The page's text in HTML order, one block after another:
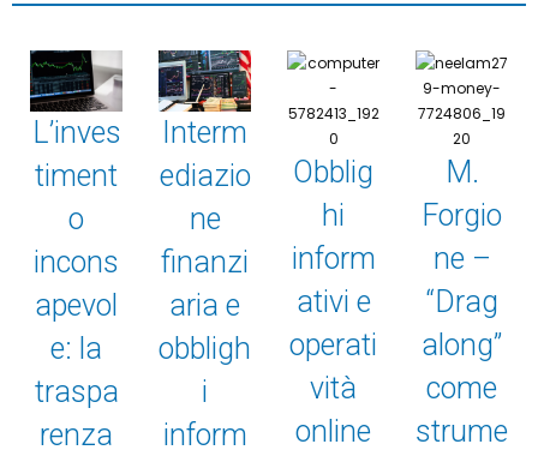
L’inves
timent
o
incons
apevol
e: la
traspa
renza
Interm
ediazio
ne
finanzi
aria e
obbligh
i
inform
Obblig
hi
inform
ativi e
operati
vità
online
M.
Forgio
ne –
“Drag
along”
come
strume